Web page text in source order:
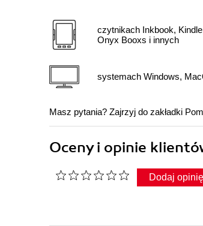
czytnikach Inkbook,
Onyx Booxs i innych
systemach Windows,
Masz pytania? Zajrzyj do zakładki
Oceny i opinie
Dodaj opinię